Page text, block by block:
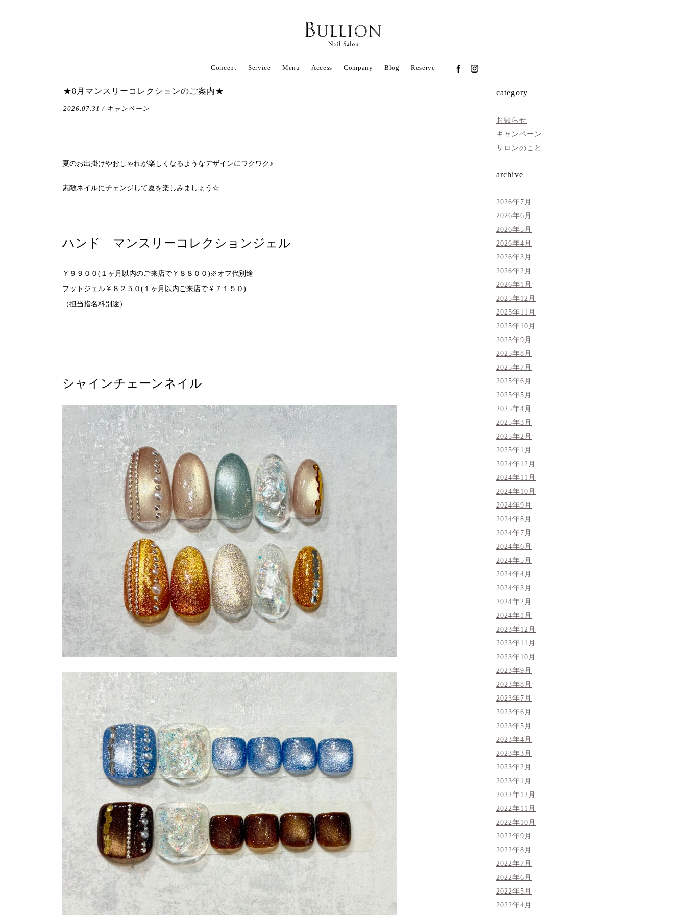
Concept Service Menu Access Company Blog Reserve
★8月マンスリーコレクションのご案内★
2026.07.31 / キャンペーン
夏のお出掛けやおしゃれが楽しくなるようなデザインにワクワク♪
素敵ネイルにチェンジして夏を楽しみましょう☆
ハンド マンスリーコレクションジェル
￥９９００(１ヶ月以内のご来店で￥８８００)※オフ代別途
フットジェル￥８２５０(１ヶ月以内ご来店で￥７１５０)
（担当指名料別途）
シャインチェーンネイル
category
お知らせ
キャンペーン
サロンのこと
archive
2026年7月
2026年6月
2026年5月
2026年4月
2026年3月
2026年2月
2026年1月
2025年12月
2025年11月
2025年10月
2025年9月
2025年8月
2025年7月
2025年6月
2025年5月
2025年4月
2025年3月
2025年2月
2025年1月
2024年12月
2024年11月
2024年10月
2024年9月
2024年8月
2024年7月
2024年6月
2024年5月
2024年4月
2024年3月
2024年2月
2024年1月
2023年12月
2023年11月
2023年10月
2023年9月
2023年8月
2023年7月
2023年6月
2023年5月
2023年4月
2023年3月
2023年2月
2023年1月
2022年12月
2022年11月
2022年10月
2022年9月
2022年8月
2022年7月
2022年6月
2022年5月
2022年4月